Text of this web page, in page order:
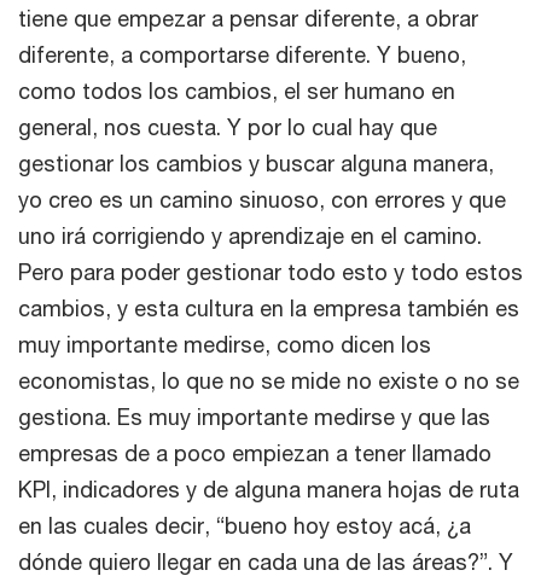
tiene que empezar a pensar diferente, a obrar
diferente, a comportarse diferente. Y bueno,
como todos los cambios, el ser humano en
general, nos cuesta. Y por lo cual hay que
gestionar los cambios y buscar alguna manera,
yo creo es un camino sinuoso, con errores y que
uno irá corrigiendo y aprendizaje en el camino.
Pero para poder gestionar todo esto y todo estos
cambios, y esta cultura en la empresa también es
muy importante medirse, como dicen los
economistas, lo que no se mide no existe o no se
gestiona. Es muy importante medirse y que las
empresas de a poco empiezan a tener llamado
KPI, indicadores y de alguna manera hojas de ruta
en las cuales decir, “bueno hoy estoy acá, ¿a
dónde quiero llegar en cada una de las áreas?”. Y